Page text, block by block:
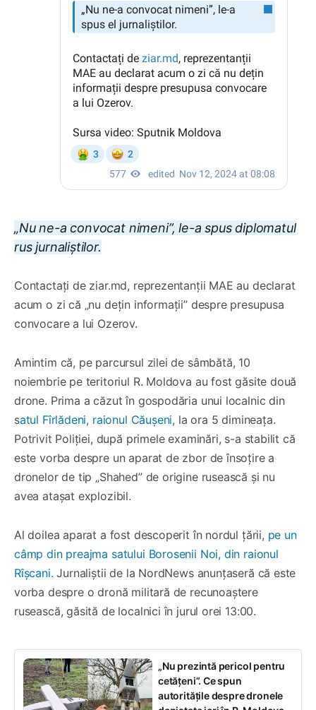
„Nu ne-a convocat nimeni”, le-a spus diplomatul
rus jurnaliștilor.
Contactați de ziar.md, reprezentanții MAE au declarat
acum o zi că „nu dețin informații” despre presupusa
convocare a lui Ozerov.
Amintim că, pe parcursul zilei de sâmbătă, 10
noiembrie pe teritoriul R. Moldova au fost găsite două
drone. Prima a căzut în gospodăria unui localnic din
satul Fîrlădeni, raionul Căușeni, la ora 5 dimineața.
Potrivit Poliției, după primele examinări, s-a stabilit că
este vorba despre un aparat de zbor de însoțire a
dronelor de tip „Shahed” de origine rusească și nu
avea atașat explozibil.
Al doilea aparat a fost descoperit în nordul țării, pe un
câmp din preajma satului Borosenii Noi, din raionul
Rîșcani. Jurnaliștii de la NordNews anunțaseră că este
vorba despre o dronă militară de recunoaștere
rusească, găsită de localnici în jurul orei 13:00.
„Nu prezintă pericol pentru
cetățeni”. Ce spun
autoritățile despre dronele